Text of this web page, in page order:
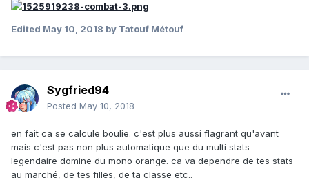
Edited May 10, 2018 by Tatouf Métouf
Sygfried94
Posted May 10, 2018
en fait ca se calcule boulie. c'est plus aussi flagrant qu'avant
mais c'est pas non plus automatique que du multi stats
legendaire domine du mono orange. ca va dependre de tes stats
au marché, de tes filles, de ta classe etc..